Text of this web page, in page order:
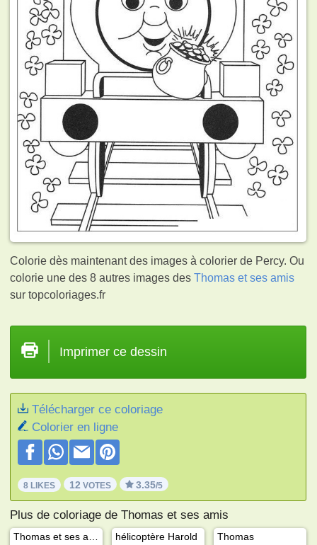
Colorie dès maintenant des images à colorier de Percy. Ou
colorie une des 8 autres images desThomas et ses amis
sur topcoloriages.fr
Imprimer ce dessin
Télécharger ce coloriage
Colorier en ligne
8 LIKES 12 VOTES 3.35/5
Plus de coloriage de Thomas et ses amis
hélicoptère Harold Thomas